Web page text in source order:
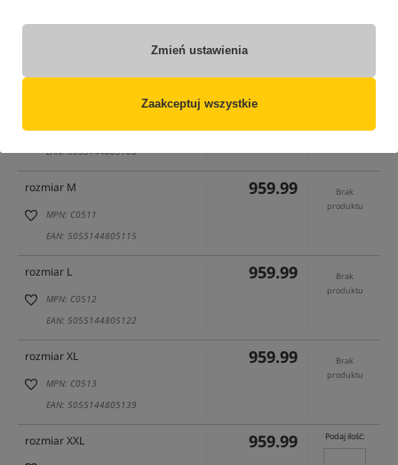
Zmień ustawienia
Zaakceptuj wszystkie
tylko produkty na"naszym magazynie"
MPN: C0510
EAN: 5055144805108
959.99
rozmiar M
MPN: C0511
EAN: 5055144805115
959.99
Brak
produktu
rozmiar L
MPN: C0512
EAN: 5055144805122
959.99
Brak
produktu
rozmiar XL
MPN: C0513
EAN: 5055144805139
959.99
Brak
produktu
rozmiar XXL 959.99 Podaj ilość: